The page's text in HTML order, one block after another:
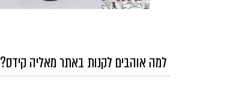
למה אוהבים לקנות באתר מאליה קידס?